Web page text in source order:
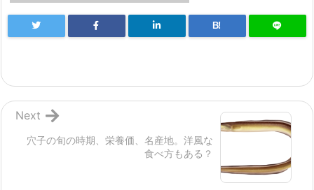
B!
穴子の旬の時期、栄養価、名産地。洋風な
食べ方もある？
Next